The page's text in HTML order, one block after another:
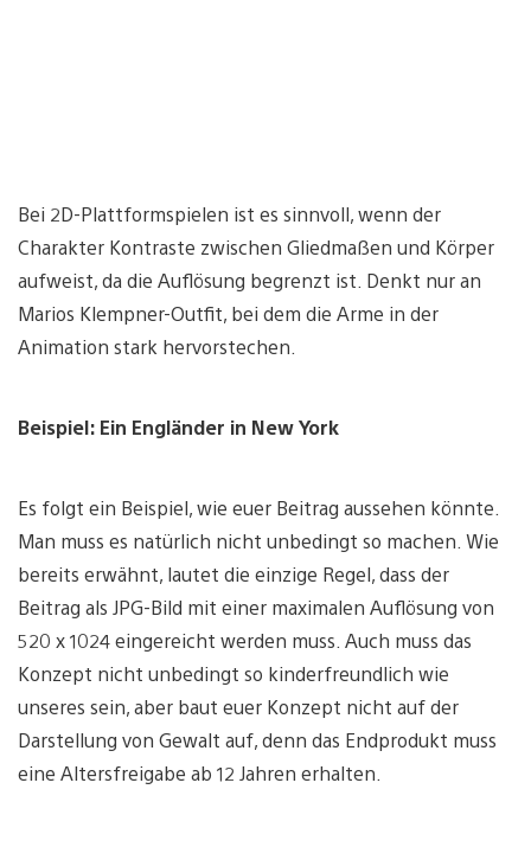
Bei 2D-Plattformspielen ist es sinnvoll, wenn der
Charakter Kontraste zwischen Gliedmaßen und Körper
aufweist, da die Auflösung begrenzt ist. Denkt nur an
Marios Klempner-Outfit, bei dem die Arme in der
Animation stark hervorstechen.
Beispiel: Ein Engländer in New York
Es folgt ein Beispiel, wie euer Beitrag aussehen könnte.
Man muss es natürlich nicht unbedingt so machen. Wie
bereits erwähnt, lautet die einzige Regel, dass der
Beitrag als JPG-Bild mit einer maximalen Auflösung von
520 x 1024 eingereicht werden muss. Auch muss das
Konzept nicht unbedingt so kinderfreundlich wie
unseres sein, aber baut euer Konzept nicht auf der
Darstellung von Gewalt auf, denn das Endprodukt muss
eine Altersfreigabe ab 12 Jahren erhalten.